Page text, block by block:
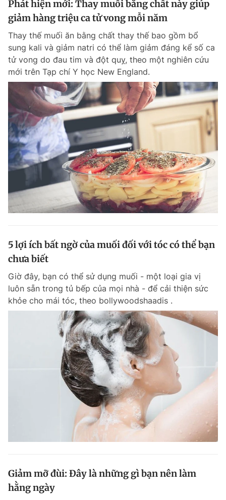
Phát hiện mới: Thay muối bằng chất này giúp
giảm hàng triệu ca tử vong mỗi năm
Thay thế muối ăn bằng chất thay thế bao gồm bổ
sung kali và giảm natri có thể làm giảm đáng kể số ca
tử vong do đau tim và đột quỵ, theo một nghiên cứu
mới trên Tạp chí Y học New England.
5 lợi ích bất ngờ của muối đối với tóc có thể bạn
chưa biết
Giờ đây, bạn có thể sử dụng muối - một loại gia vị
luôn sẵn trong tủ bếp của mọi nhà - để cải thiện sức
khỏe cho mái tóc, theo bollywoodshaadis .
Giảm mỡ đùi: Đây là những gì bạn nên làm
hằng ngày